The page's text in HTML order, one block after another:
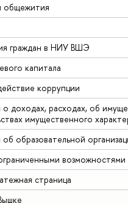
общежития
граждан в НИУ ВШЭ
капитала
коррупции
доходах, расходах, об
имущественного
образовательной
возможностями
страница